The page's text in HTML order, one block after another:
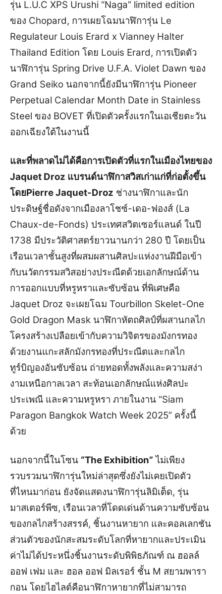
รุ่น L.U.C XPS Urushi “Naga” limited edition
ของ Chopard, การเผยโฉมนาฬิการุ่น Le
Regulateur Louis Erard x Vianney Halter
Thailand Edition โดย Louis Erard, การเปิดตัว
นาฬิการุ่น Spring Drive U.F.A. Violet Dawn ของ
Grand Seiko นอกจากนี้ยังมีนาฬิการุ่น Pioneer
Perpetual Calendar Month Date in Stainless
Steel ของ BOVET ที่เปิดตัวครั้งแรกในเอเชียตะวัน
ออกเฉียงใต้ในงานนี้
และที่พลาดไม่ได้คือการเปิดตัวที่แรกในเมืองไทยของ
Jaquet Droz แบรนด์นาฬิกาสวิสเก่าแก่ที่ก่อตั้งขึ้น
โดยPierre Jaquet-Droz ช่างนาฬิกาและนัก
ประดิษฐ์ชื่อดังจากเมืองลาโชซ์-เดอ-ฟองส์ (La
Chaux-de-Fonds) ประเทศสวิตเซอร์แลนด์ ในปี
1738 มีประวัติศาสตร์ยาวนานกว่า 280 ปี โดยเป็น
เรือนเวลาชั้นสูงที่ผสมผสานศิลปะแห่งงานฝีมือเข้า
กับนวัตกรรมสวิสอย่างประณีตด้วยเอกลักษณ์ด้าน
การออกแบบที่หรูหราและซับซ้อน ที่พิเศษคือ
Jaquet Droz จะเผยโฉม Tourbillon Skelet-One
Gold Dragon Mask นาฬิกาหัตถศิลป์ที่ผสานกลไก
โครงสร้างเปลือยเข้ากับความวิจิตรของมังกรทอง
ด้วยงานแกะสลักมังกรทองที่ประณีตและกลไก
ทูร์บิญองอันซับซ้อน ถ่ายทอดทั้งพลังและความสง่า
งามเหนือกาลเวลา สะท้อนเอกลักษณ์แห่งศิลปะ
ประเพณี และความหรูหรา ภายในงาน “Siam
Paragon Bangkok Watch Week 2025” ครั้งนี้
ด้วย
นอกจากนี้ในโซน “The Exhibition” ไม่เพียง
รวบรวมนาฬิการุ่นใหม่ล่าสุดซึ่งยังไม่เคยเปิดตัว
ที่ไหนมาก่อน ยังจัดแสดงนาฬิการุ่นลิมิเต็ด, รุ่น
มาสเตอร์พีซ, เรือนเวลาที่โดดเด่นด้านความซับซ้อน
ของกลไกสร้างสรรค์, ชิ้นงานหายาก และคอลเลกชัน
ส่วนตัวของนักสะสมระดับโลกที่หายากและประเมิน
ค่าไม่ได้ประหนึ่งชิ้นงานระดับพิพิธภัณฑ์ ณ ฮอลล์
ออฟ เฟม และ ฮอล ออฟ มิลเรอร์ ชั้น M สยามพารา
กอน โดยไฮไลต์คือนาฬิกาหายากที่ไม่สามารถ